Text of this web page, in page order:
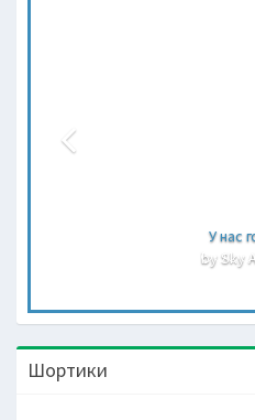
У нас
by Sky
Шортики